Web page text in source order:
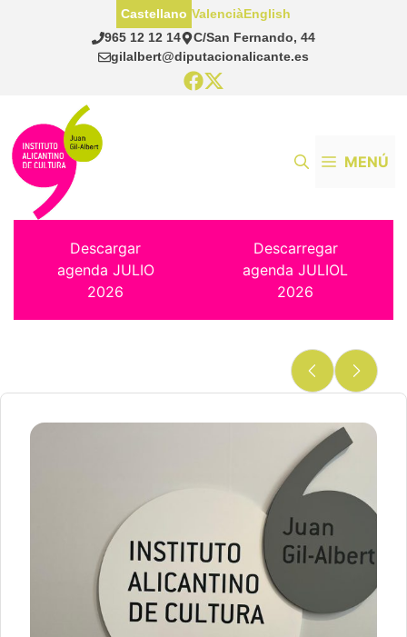
965 12 12 14
C/San Fernando, 44
gilalbert@diputacionalicante.es
Castellano ValenciàEnglish
MENÚ
Descargar
agenda JULIO
2026
Descarregar
agenda JULIOL
2026